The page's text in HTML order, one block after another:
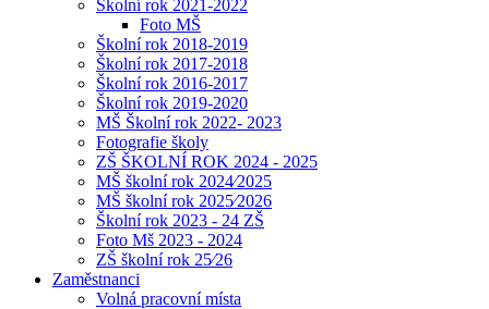
Školní rok 2021-2022
Foto MŠ
Školní rok 2018-2019
Školní rok 2017-2018
Školní rok 2016-2017
Školní rok 2019-2020
MŠ Školní rok 2022- 2023
Fotografie školy
ZŠ ŠKOLNÍ ROK 2024 - 2025
MŠ školní rok 2024⁄2025
MŠ školní rok 2025⁄2026
Školní rok 2023 - 24 ZŠ
Foto Mš 2023 - 2024
ZŠ školní rok 25⁄26
Zaměstnanci
Volná pracovní místa